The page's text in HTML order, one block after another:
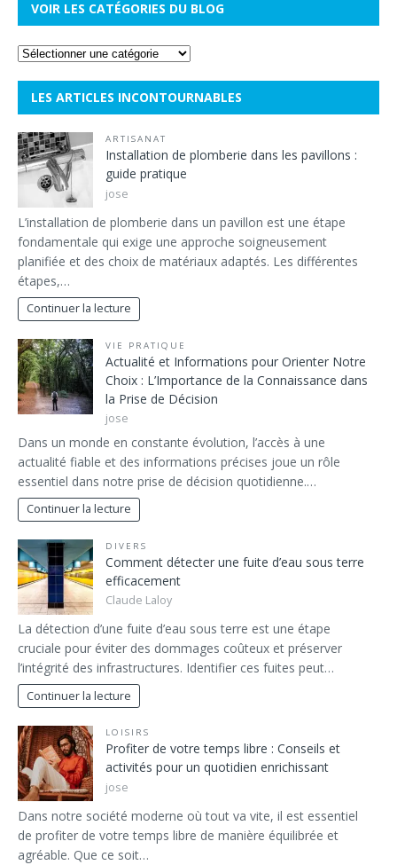
VOIR LES CATÉGORIES DU BLOG
LES ARTICLES INCONTOURNABLES
ARTISANAT
Installation de plomberie dans les pavillons :
guide pratique
jose
L’installation de plomberie dans un pavillon est une étape
fondamentale qui exige une approche soigneusement
planifiée et des choix de matériaux adaptés. Les différentes
étapes,…
Continuer la lecture
VIE PRATIQUE
Actualité et Informations pour Orienter Notre
Choix : L’Importance de la Connaissance dans
la Prise de Décision
jose
Dans un monde en constante évolution, l’accès à une
actualité fiable et des informations précises joue un rôle
essentiel dans notre prise de décision quotidienne.…
Continuer la lecture
DIVERS
Comment détecter une fuite d’eau sous terre
efficacement
Claude Laloy
La détection d’une fuite d’eau sous terre est une étape
cruciale pour éviter des dommages coûteux et préserver
l’intégrité des infrastructures. Identifier ces fuites peut…
Continuer la lecture
LOISIRS
Profiter de votre temps libre : Conseils et
activités pour un quotidien enrichissant
jose
Dans notre société moderne où tout va vite, il est essentiel
de profiter de votre temps libre de manière équilibrée et
agréable. Que ce soit…